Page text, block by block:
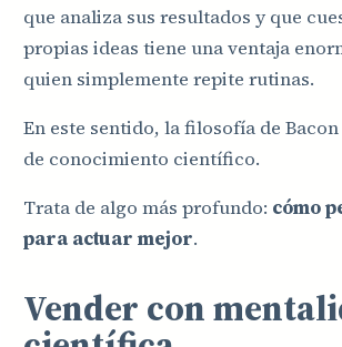
que analiza sus resultados y que
propias ideas tiene una ventaja
quien simplemente repite rutinas.
En este sentido, la filosofía de
de conocimiento científico.
Trata de algo más profundo: cómo
para actuar mejor.
Vender con